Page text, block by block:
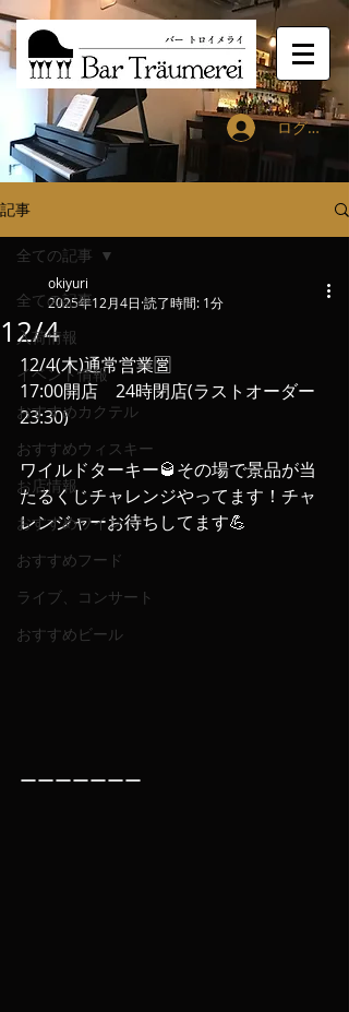
ログイン
記事
全ての記事
入荷情報
イベント情報
おすすめカクテル
おすすめウィスキー
お店情報
おすすめワイン
おすすめフード
ライブ、コンサート
おすすめビール
全ての記事
12/4
okiyuri
2025年12月4日 読了時間: 1分
12/4(木)通常営業🈺
17:00開店　24時閉店(ラストオーダー
23:30)
ワイルドターキー🥃その場で景品が当
たるくじチャレンジやってます！チャ
レンジャーお待ちしてます💪
ーーーーーーー